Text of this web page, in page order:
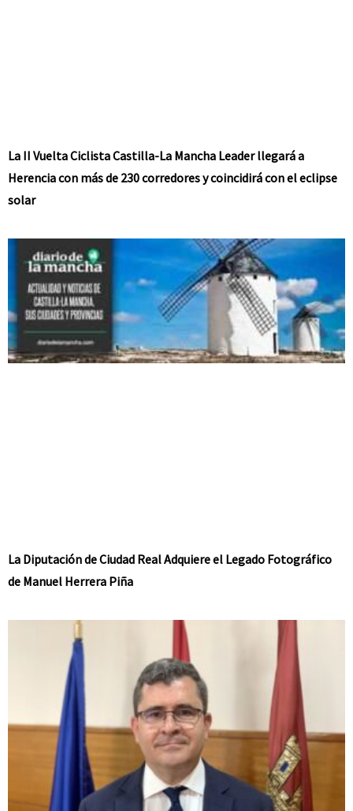
La II Vuelta Ciclista Castilla-La Mancha Leader llegará a
Herencia con más de 230 corredores y coincidirá con el eclipse
solar
La Diputación de Ciudad Real Adquiere el Legado Fotográfico
de Manuel Herrera Piña